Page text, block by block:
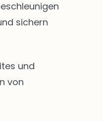
sichern
und
von